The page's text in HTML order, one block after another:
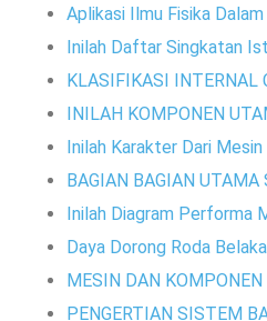
Aplikasi Ilmu Fisika
Inilah Daftar Singkatan
KLASIFIKASI INTERNAL
INILAH KOMPONEN
Inilah Karakter Dari Mesin
BAGIAN BAGIAN UTAMA
Inilah Diagram Performa
Daya Dorong Roda
MESIN DAN
PENGERTIAN SISTEM